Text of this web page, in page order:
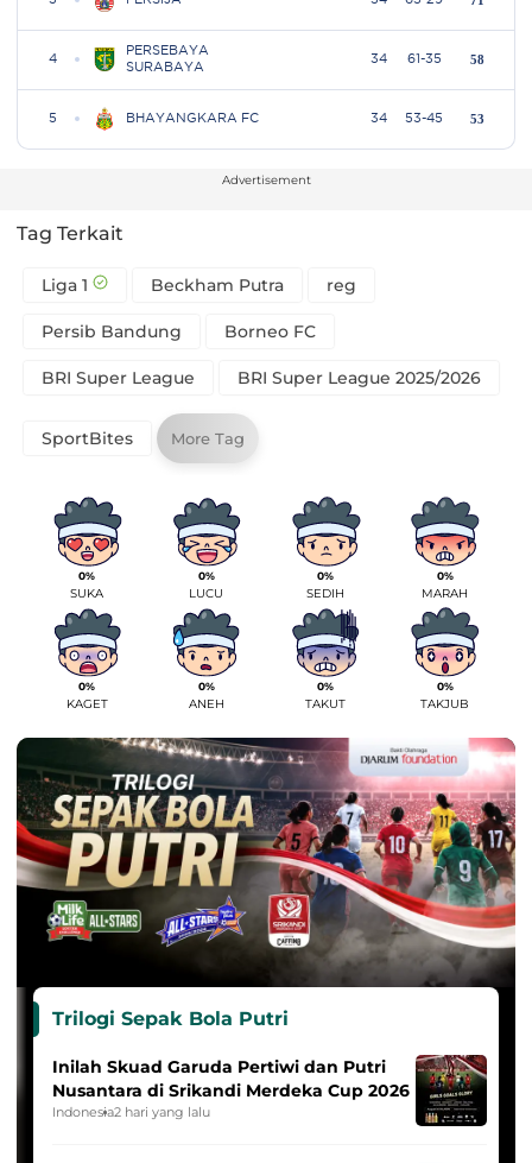
Advertisement
Tag Terkait
Liga 1 Beckham Putra reg
Persib Bandung Borneo FC
BRI Super League BRI Super League 2025/2026
SportBites More Tag
0%
SUKA
0%
LUCU
0%
SEDIH
0%
MARAH
0%
KAGET
0%
ANEH
0%
TAKUT
0%
TAKJUB
Trilogi Sepak Bola Putri
Inilah Skuad Garuda Pertiwi dan Putri
Nusantara di Srikandi Merdeka Cup 2026
Indonesia2 hari yang lalu